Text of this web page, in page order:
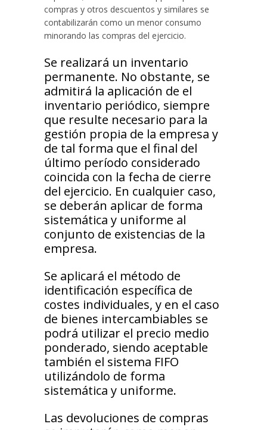
compras y otros descuentos y similares se
contabilizarán como un menor consumo
minorando las compras del ejercicio.
Se realizará un inventario
permanente. No obstante, se
admitirá la aplicación de el
inventario periódico, siempre
que resulte necesario para la
gestión propia de la empresa y
de tal forma que el final del
último período considerado
coincida con la fecha de cierre
del ejercicio. En cualquier caso,
se deberán aplicar de forma
sistemática y uniforme al
conjunto de existencias de la
empresa.
Se aplicará el método de
identificación específica de
costes individuales, y en el caso
de bienes intercambiables se
podrá utilizar el precio medio
ponderado, siendo aceptable
también el sistema FIFO
utilizándolo de forma
sistemática y uniforme.
Las devoluciones de compras